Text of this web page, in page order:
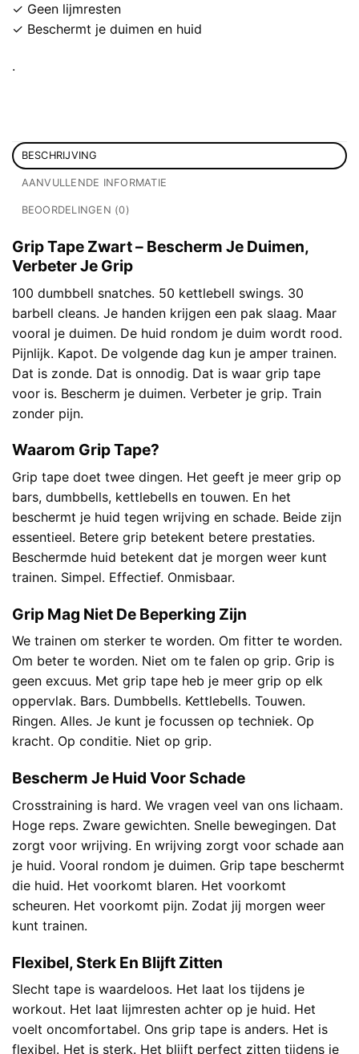
✓ Geen lijmresten
✓ Beschermt je duimen en huid
.
BESCHRIJVING
AANVULLENDE INFORMATIE
BEOORDELINGEN (0)
Grip Tape Zwart – Bescherm Je Duimen,
Verbeter Je Grip
100 dumbbell snatches. 50 kettlebell swings. 30
barbell cleans. Je handen krijgen een pak slaag. Maar
vooral je duimen. De huid rondom je duim wordt rood.
Pijnlijk. Kapot. De volgende dag kun je amper trainen.
Dat is zonde. Dat is onnodig. Dat is waar grip tape
voor is. Bescherm je duimen. Verbeter je grip. Train
zonder pijn.
Waarom Grip Tape?
Grip tape doet twee dingen. Het geeft je meer grip op
bars, dumbbells, kettlebells en touwen. En het
beschermt je huid tegen wrijving en schade. Beide zijn
essentieel. Betere grip betekent betere prestaties.
Beschermde huid betekent dat je morgen weer kunt
trainen. Simpel. Effectief. Onmisbaar.
Grip Mag Niet De Beperking Zijn
We trainen om sterker te worden. Om fitter te worden.
Om beter te worden. Niet om te falen op grip. Grip is
geen excuus. Met grip tape heb je meer grip op elk
oppervlak. Bars. Dumbbells. Kettlebells. Touwen.
Ringen. Alles. Je kunt je focussen op techniek. Op
kracht. Op conditie. Niet op grip.
Bescherm Je Huid Voor Schade
Crosstraining is hard. We vragen veel van ons lichaam.
Hoge reps. Zware gewichten. Snelle bewegingen. Dat
zorgt voor wrijving. En wrijving zorgt voor schade aan
je huid. Vooral rondom je duimen. Grip tape beschermt
die huid. Het voorkomt blaren. Het voorkomt
scheuren. Het voorkomt pijn. Zodat jij morgen weer
kunt trainen.
Flexibel, Sterk En Blijft Zitten
Slecht tape is waardeloos. Het laat los tijdens je
workout. Het laat lijmresten achter op je huid. Het
voelt oncomfortabel. Ons grip tape is anders. Het is
flexibel. Het is sterk. Het blijft perfect zitten tijdens je